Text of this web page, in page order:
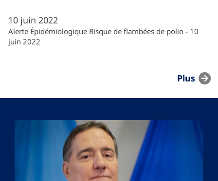
10 juin 2022
Alerte Épidémiologique Risque de flambées de polio - 10
juin 2022
Plus